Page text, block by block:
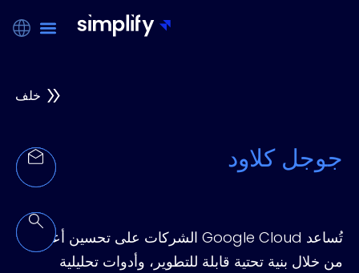
خلف
جوجل كلاود
تُساعد Google Cloud الشركات على تحسين أعمالها
من خلال بنية تحتية قابلة للتطوير، وأدوات تحليلية